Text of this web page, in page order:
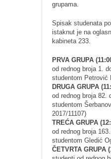
grupama.
Spisak studenata
istaknut je na
kabineta 233.
PRVA GRUPA
od rednog broja 1.
studentom Petrović
DRUGA GRUPA
od rednog broja 82.
studentom
2017/11107)
TREĆA GRUPA
od rednog broja
studentom Gledić
ČETVRTA GRUPA